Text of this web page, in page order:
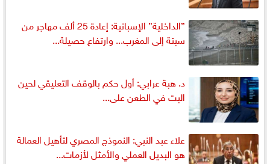
”الداخلية” الإسبانية: إعادة 25 ألف مهاجر من
سبتة إلى المغرب... وارتفاع حصيلة...
د. هبة عرابي: أول حكم بالوقف التعليقي لحين
البت في الطعن على...
علاء عبد النبي: النموذج المصري لتأهيل العمالة
هو البديل العملي والأمثل لأزمات...